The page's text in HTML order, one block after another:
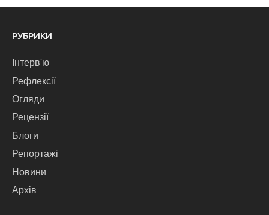
РУБРИКИ
Інтерв'ю
Рефлексії
Огляди
Рецензії
Блоги
Репортажі
Новини
Архів